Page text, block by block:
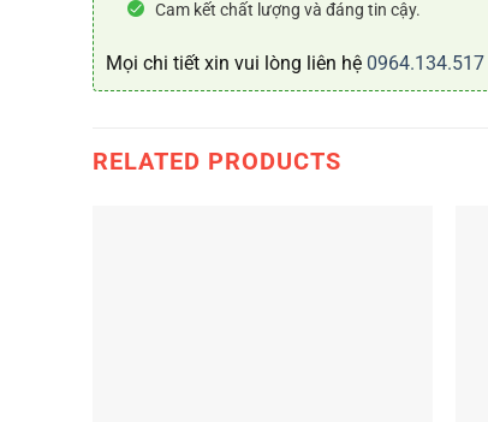
Cam kết chất lượng và đáng tin cậy.
Mọi chi tiết xin vui lòng liên hệ 0964.134.517
RELATED PRODUCTS